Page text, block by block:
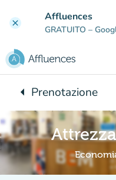
clear Affluences
GRATUITO –
arrow_leftTorna a:
Prenotazione